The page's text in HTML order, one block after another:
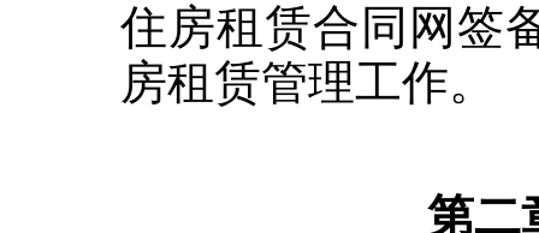
住房租赁合同网签
房租赁管理工作。
第二